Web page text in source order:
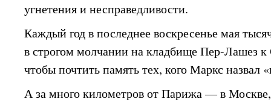
угнетения и несправедливости.
Каждый год в последнее воскресенье мая
в строгом молчании на кладбище Пер-Лашез
чтобы почтить память тех, кого Маркс
А за много километров от Парижа — в